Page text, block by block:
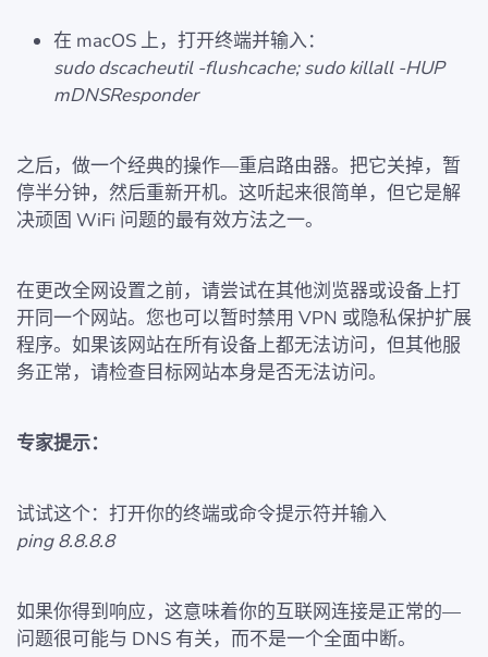
在 macOS 上，打开终端并输入：
sudo dscacheutil -flushcache; sudo killall -HUP
mDNSResponder
之后，做一个经典的操作—重启路由器。把它关掉，暂
停半分钟，然后重新开机。这听起来很简单，但它是解
决顽固 WiFi 问题的最有效方法之一。
在更改全网设置之前，请尝试在其他浏览器或设备上打
开同一个网站。您也可以暂时禁用 VPN 或隐私保护扩展
程序。如果该网站在所有设备上都无法访问，但其他服
务正常，请检查目标网站本身是否无法访问。
专家提示：
试试这个：打开你的终端或命令提示符并输入
ping 8.8.8.8
如果你得到响应，这意味着你的互联网连接是正常的—
问题很可能与 DNS 有关，而不是一个全面中断。